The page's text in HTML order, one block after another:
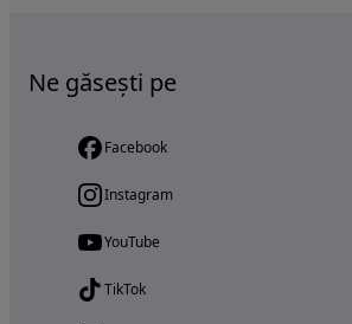
Ne găsești pe
Facebook
Instagram
YouTube
TikTok